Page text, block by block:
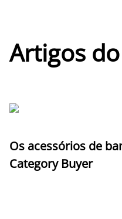
Artigos
Os acessórios de
Category Buyer